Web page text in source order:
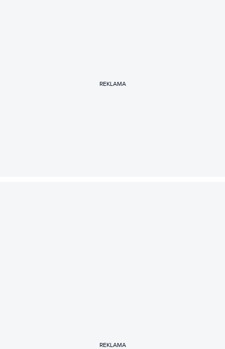
REKLAMA
REKLAMA